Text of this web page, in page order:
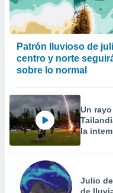
Patrón lluvioso de
centro y norte
sobre lo normal
Un
la
Julio